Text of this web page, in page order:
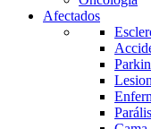
Afectados